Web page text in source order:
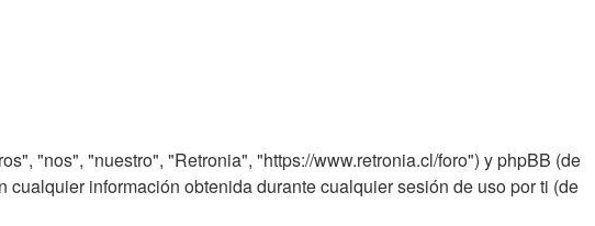
"nos", "nuestro", "Retronia", "https://www.retronia.cl/foro") y phpBB (de
información obtenida durante cualquier sesión de uso por ti (de